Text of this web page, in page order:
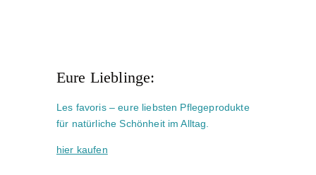
Eure Lieblinge:
Les favoris – eure liebsten Pflegeprodukte
für natürliche Schönheit im Alltag.
hier kaufen